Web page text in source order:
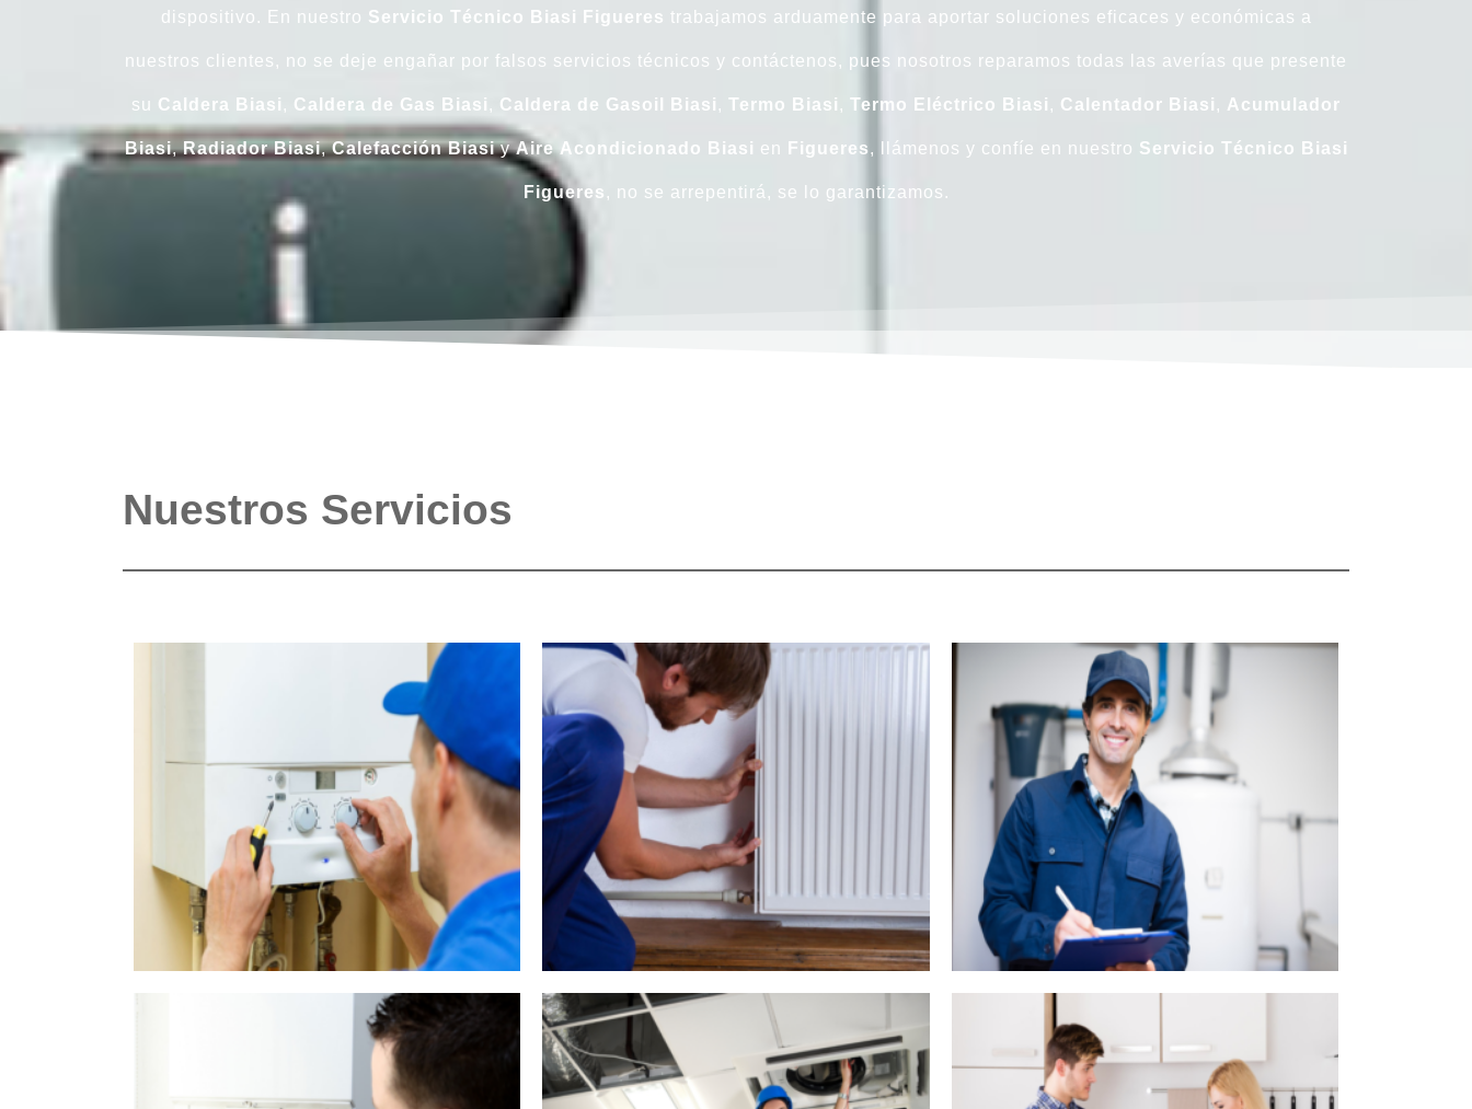
dispositivo. En nuestro Servicio Técnico Biasi Figueres trabajamos arduamente para aportar soluciones eficaces y económicas a
nuestros clientes, no se deje engañar por falsos servicios técnicos y contáctenos, pues nosotros reparamos todas las averías que presente
su Caldera Biasi , Caldera de Gas Biasi , Caldera de Gasoil Biasi , Termo Biasi , Termo Eléctrico Biasi , Calentador Biasi , Acumulador
Biasi,Radiador Biasi,Calefacción BiasiyAire Acondicionado Biasi en Figueres, llámenos y confíe en nuestro Servicio Técnico Biasi
Figueres , no se arrepentirá, se lo garantizamos.
Nuestros Servicios